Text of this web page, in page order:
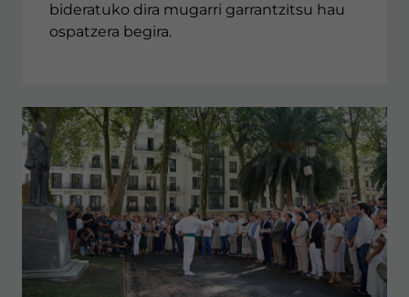
bideratuko dira mugarri garrantzitsu hau
ospatzera begira.